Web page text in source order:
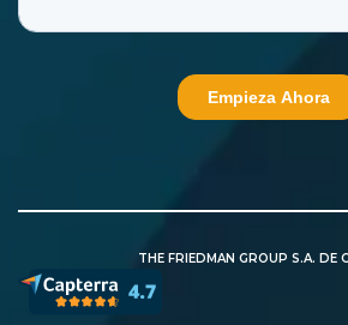
THE FRIEDMAN GROUP S.A. DE